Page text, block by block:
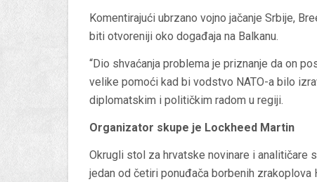
Komentirajući ubrzano vojno jačanje Srbije,
biti otvoreniji oko događaja na Balkanu.
“Dio shvaćanja problema je priznanje da on
velike pomoći kad bi vodstvo NATO-a bilo
diplomatskim i političkim radom u regiji.
Organizator skupe je Lockheed Martin
Okrugli stol za hrvatske novinare i analitičare
jedan od četiri ponuđača borbenih